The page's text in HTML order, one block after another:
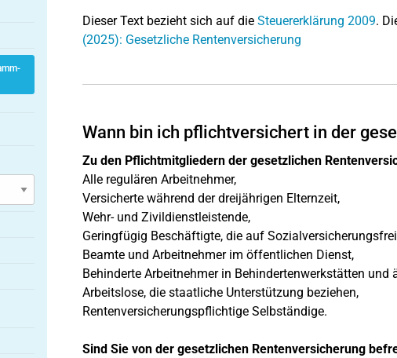
Dieser Text bezieht sich auf die Steuererklärung 2009.
(2025): Gesetzliche Rentenversicherung
Wann bin ich pflichtversichert in der
Zu den Pflichtmitgliedern der gesetzlichen
Alle regulären Arbeitnehmer,
Versicherte während der dreijährigen Elternzeit,
Wehr- und Zivildienstleistende,
Geringfügig Beschäftigte, die auf
Beamte und Arbeitnehmer im öffentlichen Dienst,
Behinderte Arbeitnehmer in Behindertenwerkstätten und
Arbeitslose, die staatliche Unterstützung beziehen,
Rentenversicherungspflichtige Selbständige.
Sind Sie von der gesetzlichen Rentenversicherung